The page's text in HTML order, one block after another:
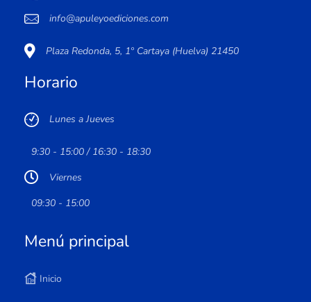
info@apuleyoediciones.com
Plaza Redonda, 5, 1º Cartaya (Huelva) 21450
Horario
Lunes a Jueves
9:30 - 15:00 / 16:30 - 18:30
Viernes
09:30 - 15:00
Menú principal
Inicio